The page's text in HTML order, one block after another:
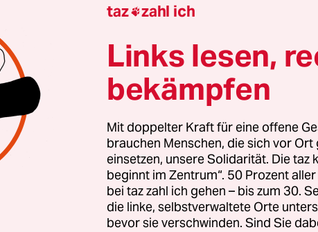
Grundschule besuchen, die im Kiez eigentlich
Die Mutter sieht das anders. Mangelnde
häufiger Ausfall, so lautet ihr Vorwurf. „Wir
der Kreuzberger Mutter wohl kein
die Ergebnisse des landesweiten Vera-
des vergangenen Schuljahres, der jetzt
ist bundesweit Pflicht und soll den Schulen
Rückmeldung geben, wo sie noch ranklotzen
taz zahl ich
Links lesen,
bekämpfen
Mit doppelter Kraft für eine offene
brauchen Menschen, die sich vor
einsetzen, unsere Solidarität. Die taz
beginnt im Zentrum“. 50 Prozent
bei taz zahl ich gehen – bis zum 30.
die linke, selbstverwaltete Orte
bevor sie verschwinden. Sind Sie